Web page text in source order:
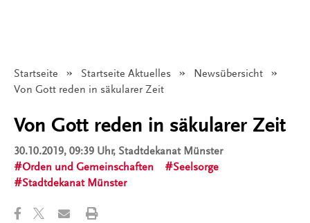
Startseite Startseite Aktuelles
Newsübersicht
Angezeigt:
Von Gott reden in säkularer Zeit
Von Gott reden in säkularer Zeit
30.10.2019, 09:39 Uhr, Stadtdekanat Münster
Orden und Gemeinschaften
Seelsorge
Stadtdekanat Münster